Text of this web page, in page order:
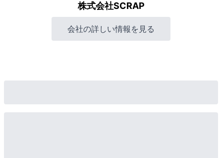
株式会社SCRAP
会社の詳しい情報を見る